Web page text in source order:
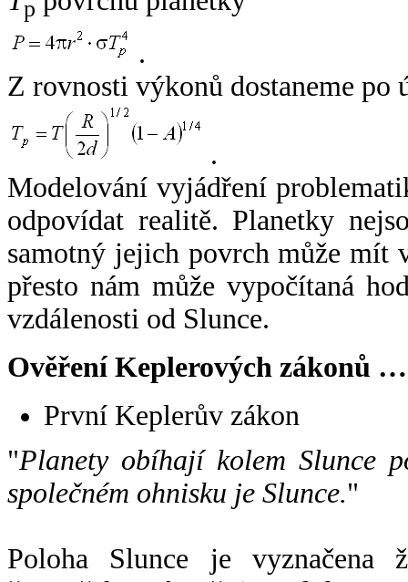
p
.
Z rovnosti výkonů dostaneme po
.
Modelování vyjádření
odpovídat realitě. Planetky
samotný jejich povrch může mít
přesto nám může vypočítaná
vzdálenosti od Slunce.
Ověření Keplerových zákonů …
První Keplerův zákon
"Planety obíhají kolem Slunce
společném ohnisku je Slunce."
Poloha Slunce je vyznačena